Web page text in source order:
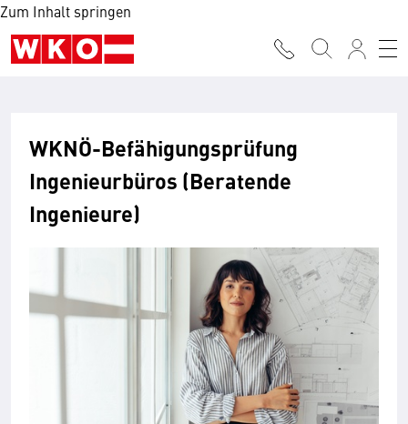
Zum Inhalt springen
WKNÖ-Befähigungsprüfung
Ingenieurbüros (Beratende
Ingenieure)